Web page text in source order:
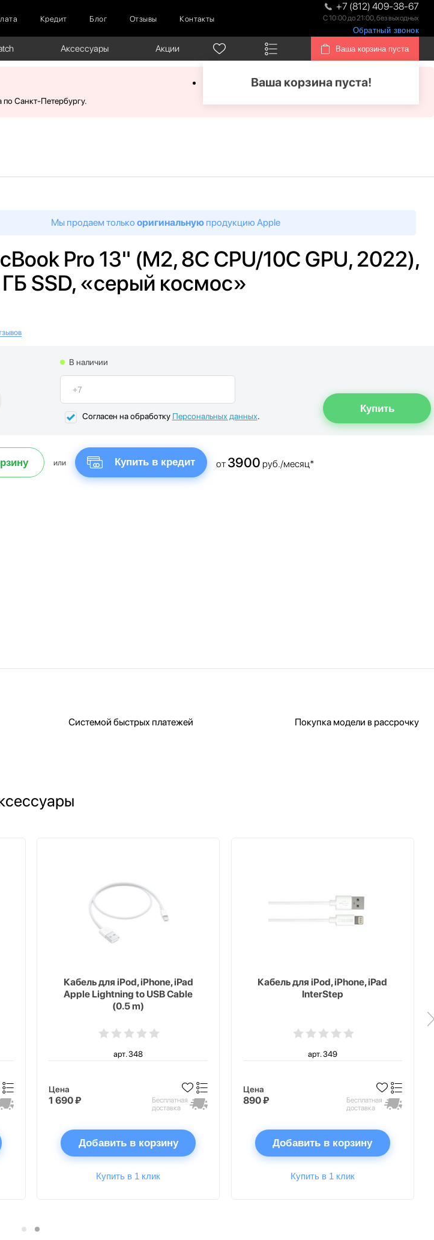
Кредит Блог Отзывы Контакты
+7 (812) 409-38-67
С 10:00 до 21:00, без выходных
Обратный звонок
Аксессуары Акции Ваша корзина пуста
Ваша корзина пуста!
по Санкт-Петербургу.
Мы продаем только оригинальную продукцию Apple
Pro 13" (M2, 8C CPU/10C GPU, 2022),
SSD, «серый космос»
В наличии
Согласен на обработку Персональных данных.
или Купить в кредит от 3900 руб./месяц*
Системой быстрых платежей Покупка модели в рассрочку
Кабель для iPod, iPhone, iPad
Apple Lightning to USB Cable
(0.5 m)
арт. 348
Цена
1 690 ₽
Бесплатная
доставка
Добавить в корзину
Купить в 1 клик
Кабель для iPod, iPhone, iPad
InterStep
арт. 349
Цена
890 ₽
Бесплатная
доставка
Добавить в корзину
Купить в 1 клик